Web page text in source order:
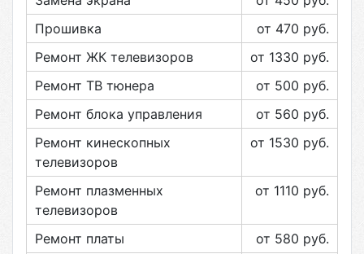
Прошивка
от 470 руб.
Ремонт ЖК телевизоров
от 1330 руб.
Ремонт ТВ тюнера
от 500 руб.
Ремонт блока управления
от 560 руб.
Ремонт кинескопных
телевизоров
от 1530 руб.
Ремонт плазменных
телевизоров
от 1110 руб.
Ремонт платы от 580 руб.